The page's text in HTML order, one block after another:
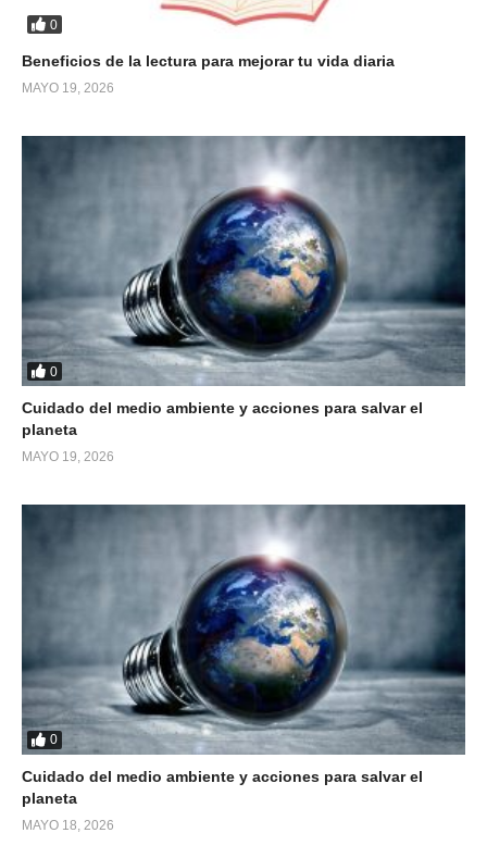
0
Beneficios de la lectura para mejorar tu vida diaria
MAYO 19, 2026
0
Cuidado del medio ambiente y acciones para salvar el
planeta
MAYO 19, 2026
0
Cuidado del medio ambiente y acciones para salvar el
planeta
MAYO 18, 2026